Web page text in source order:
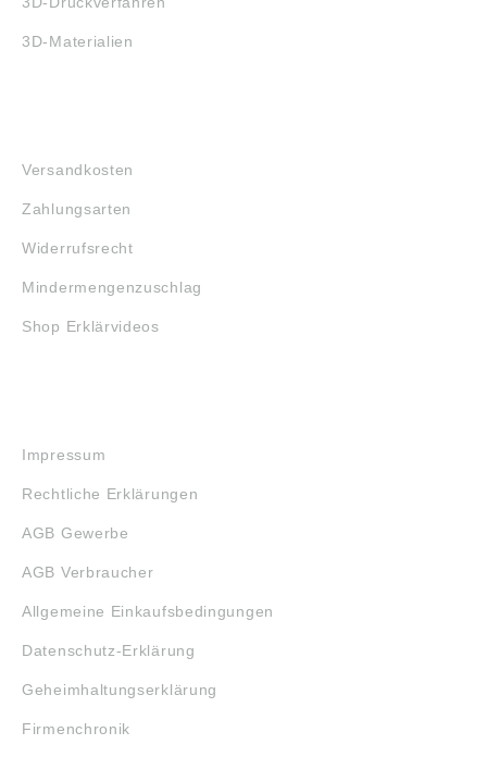
3D-Materialien
Versandkosten
Zahlungsarten
Widerrufsrecht
Mindermengenzuschlag
Shop Erklärvideos
Impressum
Rechtliche Erklärungen
AGB Gewerbe
AGB Verbraucher
Allgemeine Einkaufsbedingungen
Datenschutz-Erklärung
Geheimhaltungserklärung
Firmenchronik